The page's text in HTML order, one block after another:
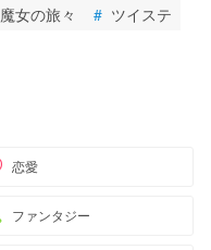
魔女の旅々 # ツイステ
恋愛
ファンタジー